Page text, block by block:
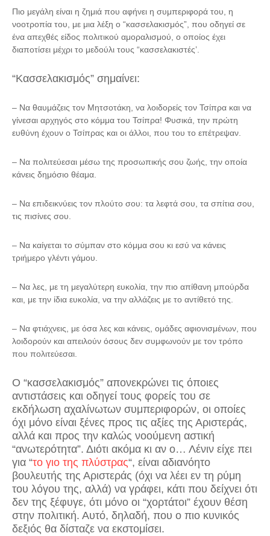
Πιο μεγάλη είναι η ζημιά που αφήνει η συμπεριφορά του, η
νοοτροπία του, με μια λέξη ο “κασσελακισμός”, που οδηγεί σε
ένα απεχθές είδος πολιτικού αμοραλισμού, ο οποίος έχει
διαποτίσει μέχρι το μεδούλι τους “κασσελακιστές’.
“Κασσελακισμός” σημαίνει:
– Να θαυμάζεις τον Μητσοτάκη, να λοιδορείς τον Τσίπρα και να
γίνεσαι αρχηγός στο κόμμα του Τσίπρα! Φυσικά, την πρώτη
ευθύνη έχουν ο Τσίπρας και οι άλλοι, που του το επέτρεψαν.
– Να πολιτεύεσαι μέσω της προσωπικής σου ζωής, την οποία
κάνεις δημόσιο θέαμα.
– Να επιδεικνύεις τον πλούτο σου: τα λεφτά σου, τα σπίτια σου,
τις πισίνες σου.
– Να καίγεται το σύμπαν στο κόμμα σου κι εσύ να κάνεις
τριήμερο γλέντι γάμου.
– Να λες, με τη μεγαλύτερη ευκολία, την πιο απίθανη μπούρδα
και, με την ίδια ευκολία, να την αλλάζεις με το αντίθετό της.
– Να φτιάχνεις, με όσα λες και κάνεις, ομάδες αφιονισμένων, που
λοιδορούν και απειλούν όσους δεν συμφωνούν με τον τρόπο
που πολιτεύεσαι.
Ο “κασσελακισμός” απονεκρώνει τις όποιες
αντιστάσεις και οδηγεί τους φορείς του σε
εκδήλωση αχαλίνωτων συμπεριφορών, οι οποίες
όχι μόνο είναι ξένες προς τις αξίες της Αριστεράς,
αλλά και προς την καλώς νοούμενη αστική
“ανωτερότητα”. Διότι ακόμα κι αν ο… Λένιν είχε πει
για “το γιο της πλύστρας“, είναι αδιανόητο
βουλευτής της Αριστεράς (όχι να λέει εν τη ρύμη
του λόγου της, αλλά) να γράφει, κάτι που δείχνει ότι
δεν της ξέφυγε, ότι μόνο οι “χορτάτοι” έχουν θέση
στην πολιτική. Αυτό, δηλαδή, που ο πιο κυνικός
δεξιός θα δίσταζε να εκστομίσει.